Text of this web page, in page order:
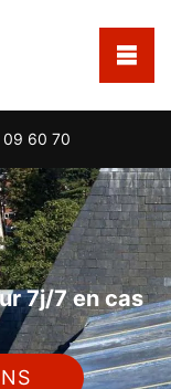
09 60 70
7j/7 en cas